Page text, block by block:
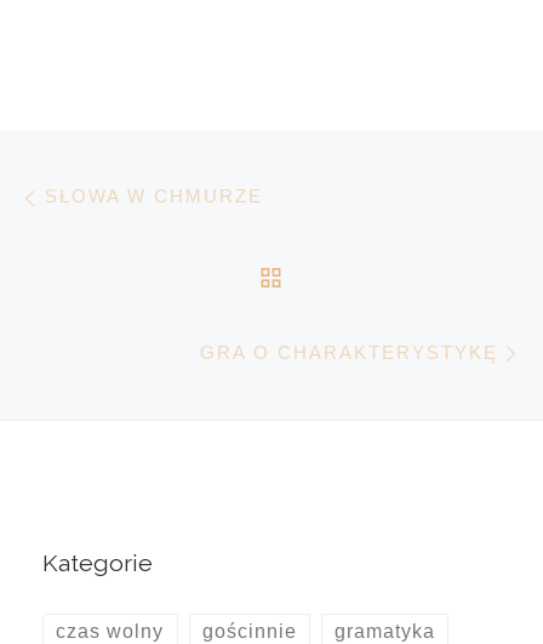
Nawigacja wpisu
SŁOWA W CHMURZE
GRA O CHARAKTERYSTYKĘ
Kategorie
czas wolny gościnnie gramatyka